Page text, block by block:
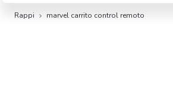
Rappi marvel carrito control remoto